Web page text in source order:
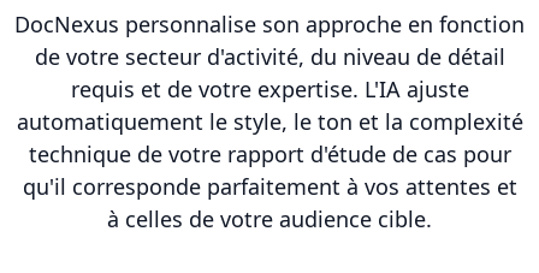
DocNexus personnalise son approche en fonction
de votre secteur d'activité, du niveau de détail
requis et de votre expertise. L'IA ajuste
automatiquement le style, le ton et la complexité
technique de votre rapport d'étude de cas pour
qu'il corresponde parfaitement à vos attentes et
à celles de votre audience cible.